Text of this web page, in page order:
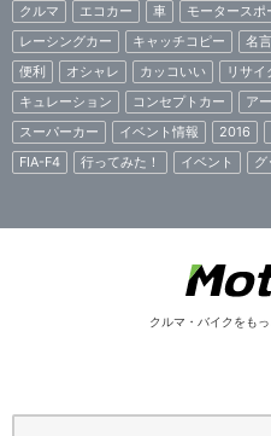
クルマ エコカー 車 モータースポ
レーシングカー
キャッチコピー 名言
便利
オシャレ カッコいい リサイ
キュレーション
コンセプトカー ア
スーパーカー
イベント情報 2016
FIA-F4
行ってみた！ イベント グ
クルマ・バイクをも